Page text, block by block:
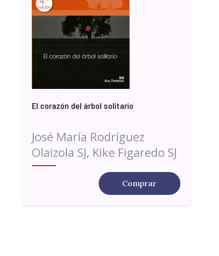
El corazón del árbol solitario
José María Rodríguez
Olaizola SJ, Kike Figaredo SJ
Comprar